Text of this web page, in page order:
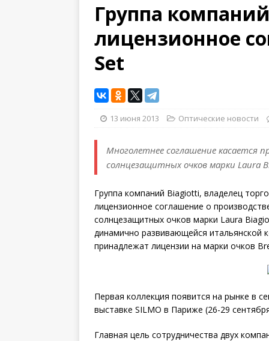
Группа
лицензионное
Set
13 июня 2013 Оптические новости
Многолетнее соглашение касается
солнцезащитных очков марки Laura
Группа компаний Biagiotti, владелец
лицензионное соглашение о
солнцезащитных очков марки Laura
динамично развивающейся итальянской
принадлежат лицензии на марки очков
Первая коллекция появится на рынке в
выставке SILMO в Париже (26-29
Главная цель сотрудничества двух